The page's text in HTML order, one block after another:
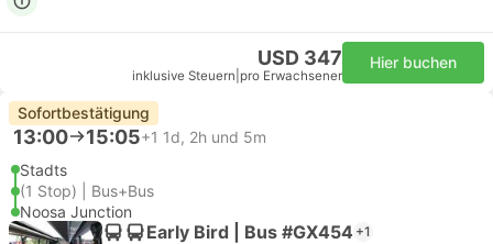
USD 347
inklusive Steuern pro Erwachsener
Hier buchen
Sofortbestätigung
13:00 15:05+1 1d, 2h und 5m
Stadts
(1 Stop) | Bus+Bus
Noosa Junction
Early Bird | Bus #GX454 +1